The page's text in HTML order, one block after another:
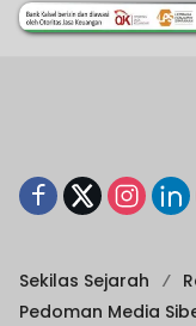
Sekilas Sejarah
Pedoman Media